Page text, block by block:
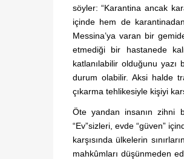
söyler: “Karantina ancak
içinde hem de
Messina’ya varan bir
etmediği bir hastanede
katlanılabilir olduğunu
durum olabilir. Aksi halde
çıkarma tehlikesiyle kişiyi
Öte yandan insanın zihni
“Ev”sizleri, evde “güven”
karşısında ülkelerin
mahkûmları düşünmeden